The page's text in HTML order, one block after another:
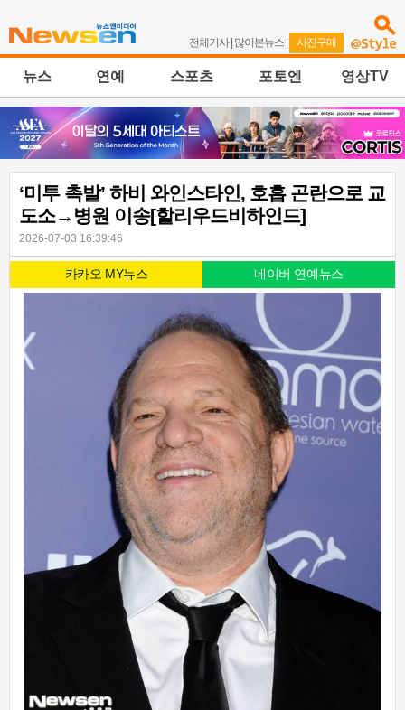
전체기사| 많이본뉴스 | 사진구매
뉴스 연예 스포츠 포토엔 영상TV
‘미투 촉발’ 하비 와인스타인, 호흡 곤란으로 교
도소→병원 이송[할리우드비하인드]
2026-07-03 16:39:46
카카오 MY뉴스 네이버 연예뉴스